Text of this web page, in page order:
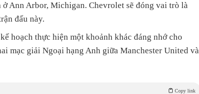
Ann Arbor, Michigan. Chevrolet sẽ đóng vai trò là
đấu này.
hoạch thực hiện một khoảnh khác đáng nhớ cho
mạc giải Ngoại hạng Anh giữa Manchester United và
Copy link